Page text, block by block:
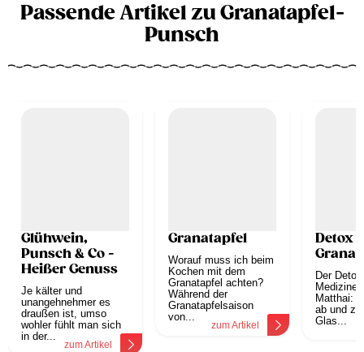
Passende Artikel zu Granatapfel-
Punsch
Glühwein,
Punsch & Co -
Heißer Genuss
Je kälter und
unangehnehmer es
draußen ist, umso
wohler fühlt man sich
in der...
zum Artikel
Granatapfel
Worauf muss ich beim
Kochen mit dem
Granatapfel achten?
Während der
Granatapfelsaison
von...
zum Artikel
Detox
Der
Matthai:
ab und
Glas...